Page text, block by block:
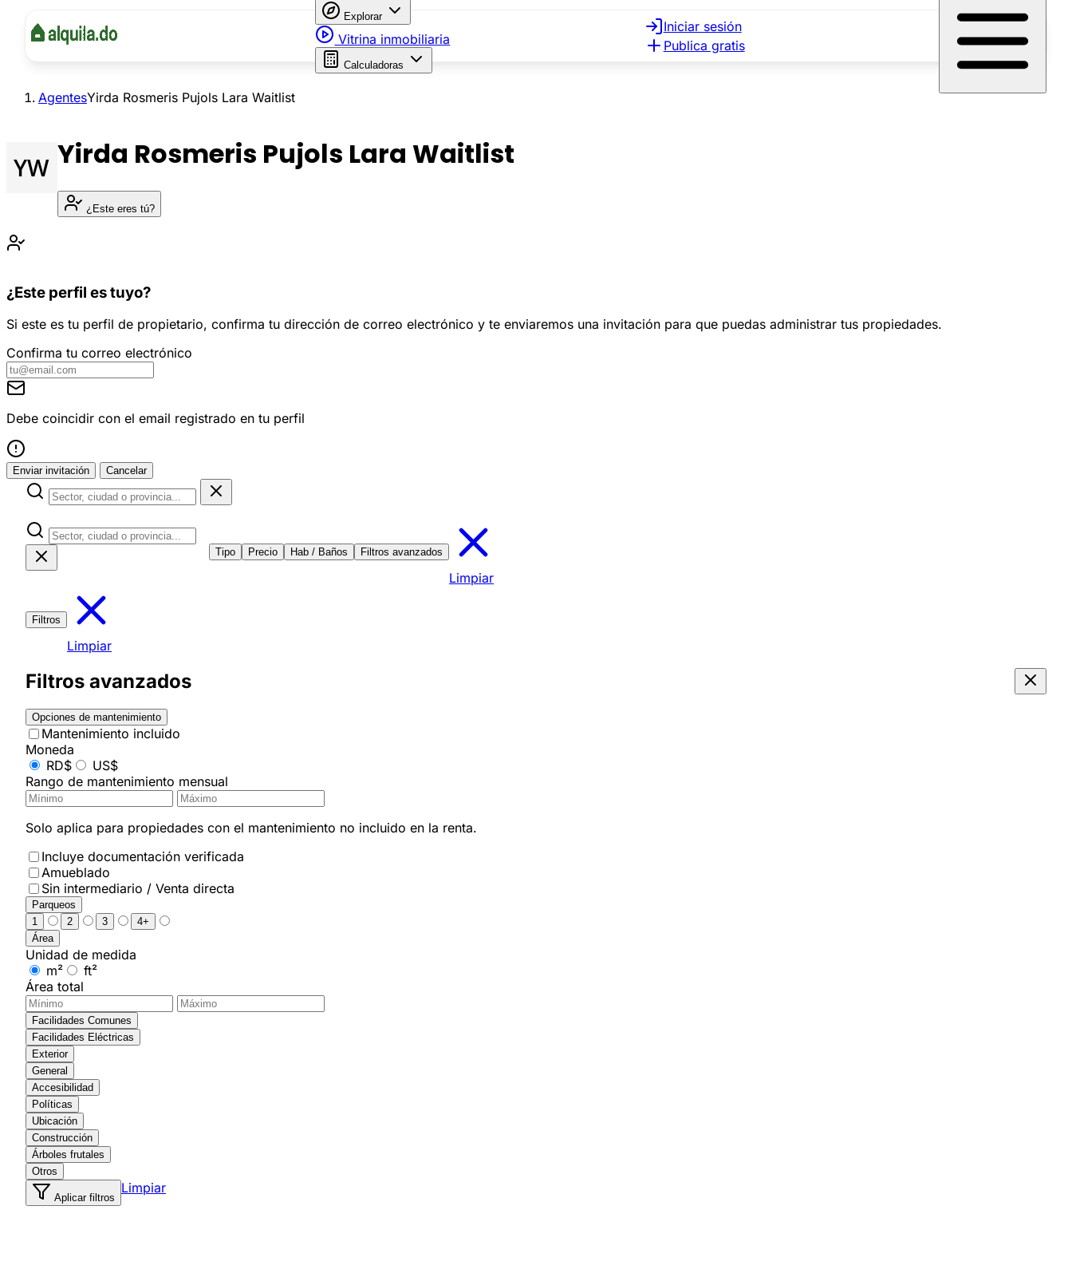
Explorar
Vitrina inmobiliaria
Calculadoras
Iniciar sesión
Publica gratis
AgentesYirda Rosmeris Pujols Lara Waitlist
Yirda Rosmeris Pujols Lara Waitlist
¿Este eres tú?
¿Este perfil es tuyo?
Si este es tu perfil de propietario, confirma tu dirección de correo electrónico y te enviaremos una invitación para que puedas administrar tus propiedades.
Confirma tu correo electrónico
Debe coincidir con el email registrado en tu perfil
Enviar invitación Cancelar
Tipo Precio Hab / Baños Filtros avanzados
Limpiar
Filtros
Limpiar
Filtros avanzados
Opciones de mantenimiento
Mantenimiento incluido
Moneda
RD$
US$
Rango de mantenimiento mensual
Solo aplica para propiedades con el mantenimiento no incluido en la renta.
Incluye documentación verificada
Amueblado
Sin intermediario / Venta directa
Parqueos
1
2 3
4+
Área
Unidad de medida
m²
ft²
Área total
Facilidades Comunes
Facilidades Eléctricas
Exterior
General
Accesibilidad
Políticas
Ubicación
Construcción
Árboles frutales
Otros
Aplicar filtros
Limpiar